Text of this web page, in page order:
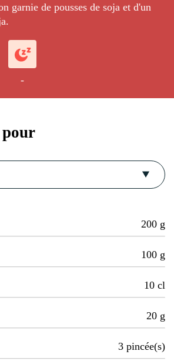
garnie de pousses de soja et d'un
-
200 g
100 g
10 cl
20 g
3 pincée(s)